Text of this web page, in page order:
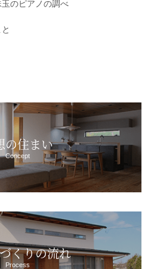
のピアノの調べ
の住まい
Concept
くりの流れ
Process